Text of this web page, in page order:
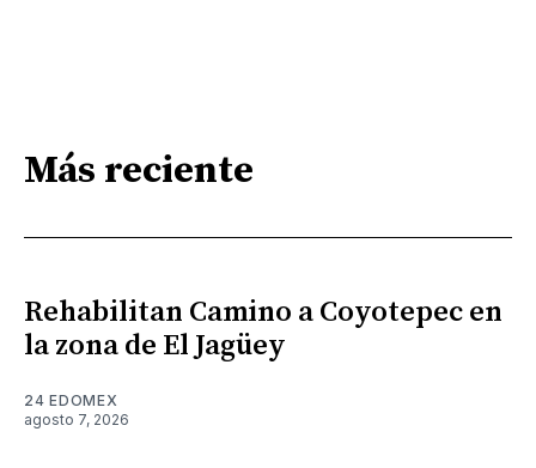
Más reciente
Rehabilitan Camino a Coyotepec en
la zona de El Jagüey
24 EDOMEX
agosto 7, 2026